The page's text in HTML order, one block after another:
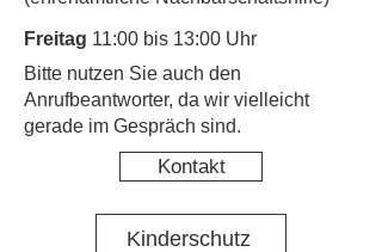
Freitag 11:00 bis 13:00 Uhr
​Bitte nutzen Sie auch den
Anrufbeantworter, da wir vielleicht
gerade im Gespräch sind.
Kontakt
Kinderschutz